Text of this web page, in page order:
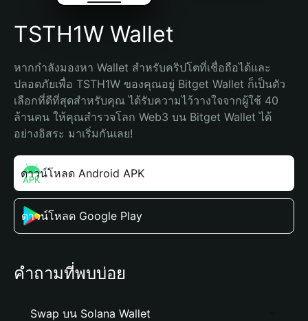
TSTH1W Wallet
หากกำลังมองหา Wallet สำหรับคริปโตที่เชื่อถือได้และ
ปลอดภัยเพื่อ TSTH1W ของคุณอยู่ Bitget Wallet ก็เป็นตัว
เลือกที่ดีที่สุดสำหรับคุณ ได้รับความไว้วางใจจากผู้ใช้ 40
ล้านคน ให้คุณสำรวจโลก Web3 บน Bitget Wallet ได้
อย่างอิสระ มาเริ่มกันเลย!
ดาวน์โหลด Android APK
ดาวน์โหลด Google Play
คำถามที่พบบ่อย
Swap บน Solana Wallet